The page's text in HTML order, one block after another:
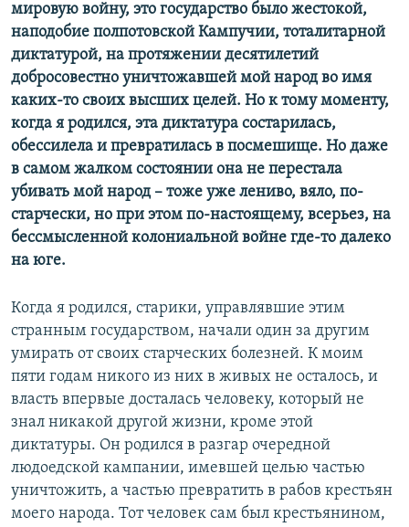
мировую войну, это государство было жестокой,
наподобие полпотовской Кампучии, тоталитарной
диктатурой, на протяжении десятилетий
добросовестно уничтожавшей мой народ во имя
каких-то своих высших целей. Но к тому моменту,
когда я родился, эта диктатура состарилась,
обессилела и превратилась в посмешище. Но даже
в самом жалком состоянии она не перестала
убивать мой народ – тоже уже лениво, вяло, по-
старчески, но при этом по-настоящему, всерьез, на
бессмысленной колониальной войне где-то далеко
на юге.
Когда я родился, старики, управлявшие этим
странным государством, начали один за другим
умирать от своих старческих болезней. К моим
пяти годам никого из них в живых не осталось, и
власть впервые досталась человеку, который не
знал никакой другой жизни, кроме этой
диктатуры. Он родился в разгар очередной
людоедской кампании, имевшей целью частью
уничтожить, а частью превратить в рабов крестьян
моего народа. Тот человек сам был крестьянином,